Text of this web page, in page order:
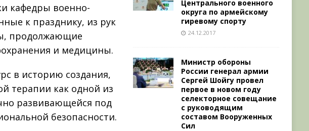
кафедры военно-
к празднику, из рук
продолжающие
и медицины.
в историю создания,
терапии как одной из
развивающейся под
безопасности.
Центрального военного
округа по армейскому
гиревому спорту
24.12.2017
Министр обороны
России генерал армии
Сергей Шойгу провел
первое в новом году
селекторное совещание
с руководящим
составом Вооруженных
Сил